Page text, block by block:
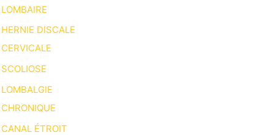
LOMBAIRE
HERNIE DISCALE
CERVICALE
SCOLIOSE
LOMBALGIE
CHRONIQUE
CANAL ÉTROIT